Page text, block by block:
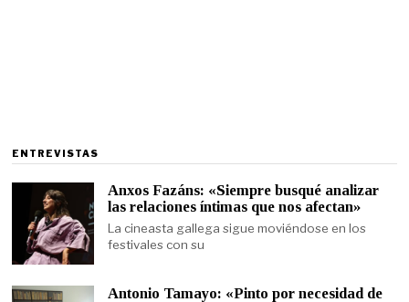
ENTREVISTAS
Anxos Fazáns: «Siempre busqué analizar
las relaciones íntimas que nos afectan»
La cineasta gallega sigue moviéndose en los
festivales con su
Antonio Tamayo: «Pinto por necesidad de